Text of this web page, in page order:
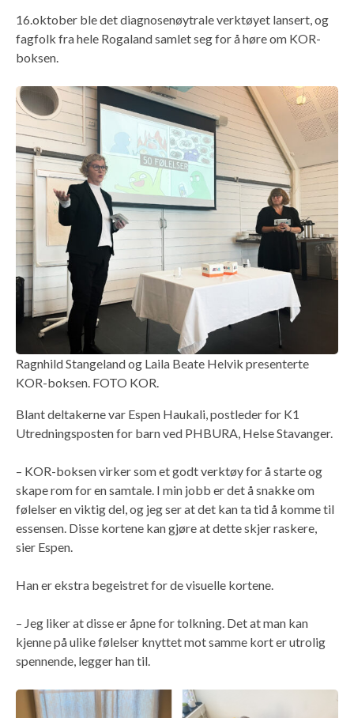
16.oktober ble det diagnosenøytrale verktøyet lansert, og
fagfolk fra hele Rogaland samlet seg for å høre om KOR-
boksen.
Ragnhild Stangeland og Laila Beate Helvik presenterte
KOR-boksen. FOTO KOR.
Blant deltakerne var Espen Haukali, postleder for K1
Utredningsposten for barn ved PHBURA, Helse Stavanger.
– KOR-boksen virker som et godt verktøy for å starte og
skape rom for en samtale. I min jobb er det å snakke om
følelser en viktig del, og jeg ser at det kan ta tid å komme til
essensen. Disse kortene kan gjøre at dette skjer raskere,
sier Espen.
Han er ekstra begeistret for de visuelle kortene.
– Jeg liker at disse er åpne for tolkning. Det at man kan
kjenne på ulike følelser knyttet mot samme kort er utrolig
spennende, legger han til.